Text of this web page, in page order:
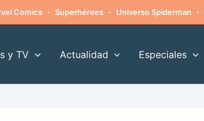
Comics · Superhéroes · Universo Spiderman ·
y TV Actualidad Especiales